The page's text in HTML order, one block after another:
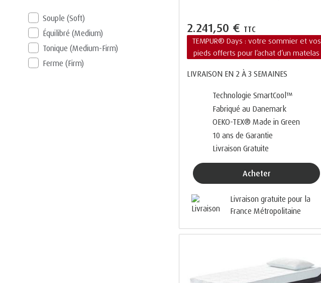
Souple (Soft)
Équilibré (Medium)
Tonique (Medium-Firm)
Ferme (Firm)
2.241,50 € TTC
TEMPUR® Days : votre sommier et vos
pieds offerts pour l’achat d’un matelas
LIVRAISON EN 2 À 3 SEMAINES
Technologie SmartCool™
Fabriqué au Danemark
OEKO-TEX® Made in Green
10 ans de Garantie
Livraison Gratuite
Acheter
Livraison gratuite pour la
France Métropolitaine